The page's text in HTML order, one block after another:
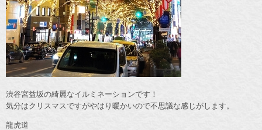
渋谷宮益坂の綺麗なイルミネーションです！
気分はクリスマスですがやはり暖かいので不思議な感じがします。
龍虎道